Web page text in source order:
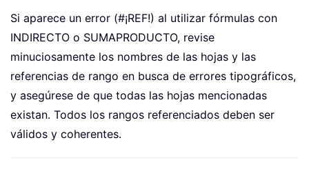
Si aparece un error (#¡REF!) al utilizar fórmulas con
INDIRECTO o SUMAPRODUCTO, revise
minuciosamente los nombres de las hojas y las
referencias de rango en busca de errores tipográficos,
y asegúrese de que todas las hojas mencionadas
existan. Todos los rangos referenciados deben ser
válidos y coherentes.